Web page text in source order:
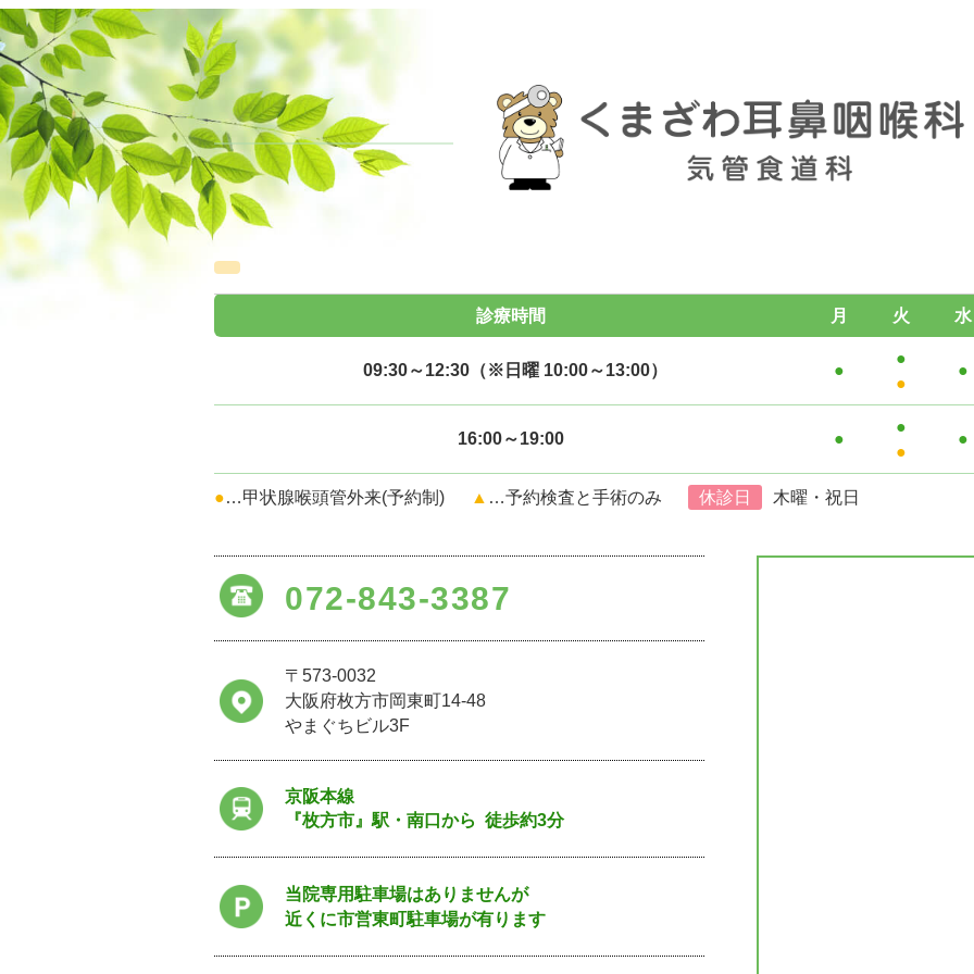
診療時間 月 火 水
09:30～12:30 （※日曜 10:00～13:00） ●
●
●
●
16:00～19:00 ●
●
●
●
●…甲状腺喉頭管外来(予約制) ▲ …予約検査と手術のみ 休診日 木曜・祝日
072-843-3387
〒573-0032
大阪府枚方市岡東町14-48
やまぐちビル3F
京阪本線
『枚方市』駅・南口から 徒歩約3分
当院専用駐車場はありませんが
近くに市営東町駐車場が有ります